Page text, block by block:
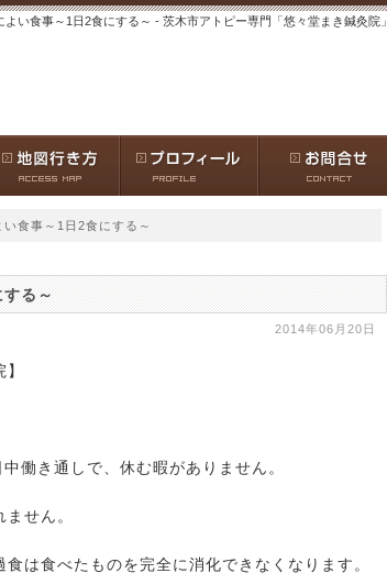
い食事～1日2食にする～ - 茨木市アトピー専門「悠々堂まき鍼灸院」
食事～1日2食にする～
る～
2014年06月20日
働き通しで、休む暇がありません。
せん。
は食べたものを完全に消化できなくなります。